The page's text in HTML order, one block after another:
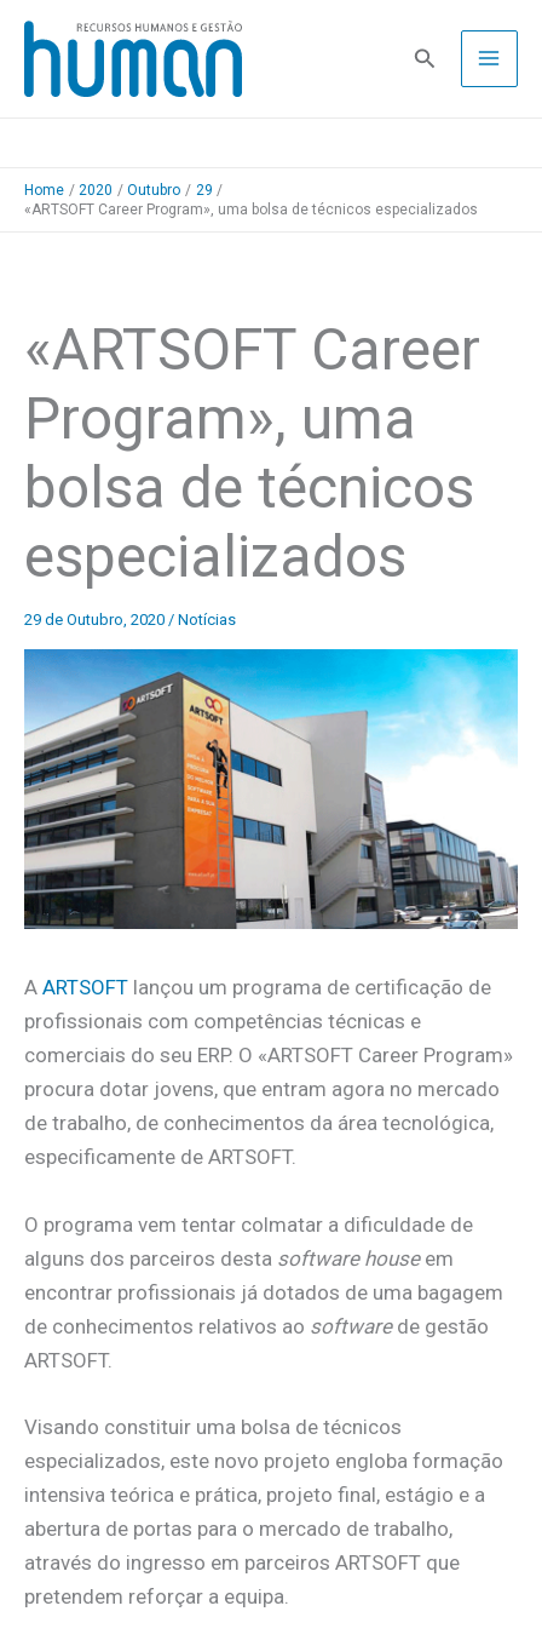
Skip
content
Pesquisa
Home 2020 Outubro
29
«ARTSOFT Career Program», uma bolsa de técnicos especializados
«ARTSOFT Career
Program», uma
bolsa de técnicos
especializados
29 de Outubro, 2020 / Notícias
A ARTSOFT lançou um programa de certificação de
profissionais com competências técnicas e
comerciais do seu ERP. O «ARTSOFT Career Program»
procura dotar jovens, que entram agora no mercado
de trabalho, de conhecimentos da área tecnológica,
especificamente de ARTSOFT.
O programa vem tentar colmatar a dificuldade de
alguns dos parceiros desta software houseem
encontrar profissionais já dotados de uma bagagem
de conhecimentos relativos ao softwarede gestão
ARTSOFT.
Visando constituir uma bolsa de técnicos
especializados, este novo projeto engloba formação
intensiva teórica e prática, projeto final, estágio e a
abertura de portas para o mercado de trabalho,
através do ingresso em parceiros ARTSOFT que
pretendem reforçar a equipa.